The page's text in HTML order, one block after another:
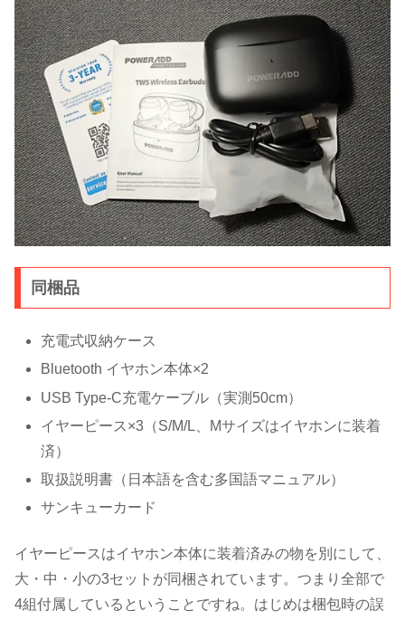
同梱品
充電式収納ケース
Bluetooth イヤホン本体×2
USB Type-C充電ケーブル（実測50cm）
イヤーピース×3（S/M/L、Mサイズはイヤホンに装着
済）
取扱説明書（日本語を含む多国語マニュアル）
サンキューカード
イヤーピースはイヤホン本体に装着済みの物を別にして、
大・中・小の3セットが同梱されています。つまり全部で
4組付属しているということですね。はじめは梱包時の誤